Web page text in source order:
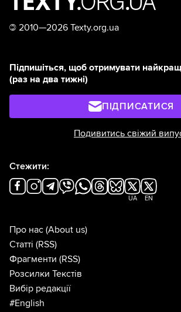
© 2010—2026 Texty.org.ua
Підпишіться, щоб отримувати
(раз на два тижні)
ПІДПИСАТИСЯ
Подивитись свіжий
Стежити:
UA EN
Про нас (About us)
Статті (RSS)
Фрагменти (RSS)
Розсилки Текстів
Вибір редакції
#English